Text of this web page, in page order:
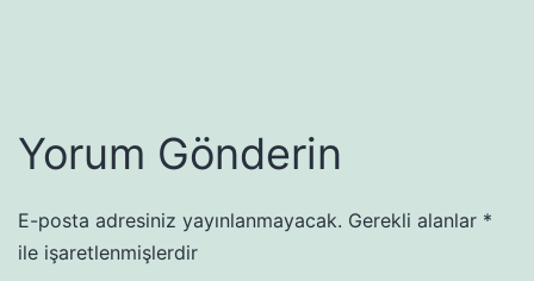
Yorum Gönderin
E-posta adresiniz yayınlanmayacak. Gerekli alanlar *
ile işaretlenmişlerdir